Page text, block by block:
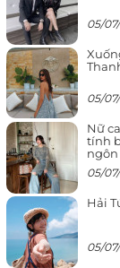
05/
05/
Nữ
tính
05/
Hải
05/